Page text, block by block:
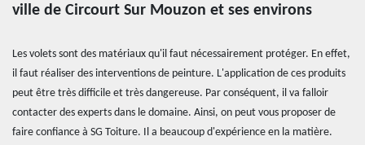
ville de Circourt Sur Mouzon et ses environs
Les volets sont des matériaux qu'il faut nécessairement protéger. En effet,
il faut réaliser des interventions de peinture. L'application de ces produits
peut être très difficile et très dangereuse. Par conséquent, il va falloir
contacter des experts dans le domaine. Ainsi, on peut vous proposer de
faire confiance à SG Toiture. Il a beaucoup d'expérience en la matière.